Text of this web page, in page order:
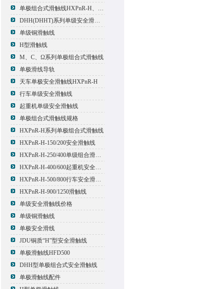
单极组合式滑触线HXPnR-H、HXPnR-H8 、HXPnR-HT
DHH(DHHT)系列单级安全滑触线
单级铜滑触线
H型滑触线
M、C、Ω系列单极组合式滑触线
单极滑线导轨
天车单极安全滑触线HXPnR-H
行车单级安全滑触线
起重机单级安全滑触线
单极组合式滑触线规格
HXPnR-H系列单极组合式滑触线
HXPnR-H-150/200安全滑触线
HXPnR-H-250/400单级组合滑触线
HXPnR-H-400/600起重机安全滑触线
HXPnR-H-500/800行车安全滑触线
HXPnR-H-900/1250滑触线
单级安全滑触线价格
单级铜滑触线
单极安全滑线
JDU铜质“H”型安全滑触线
单极滑触线HFD500
DHH型单极组合式安全滑触线
单极滑触线配件